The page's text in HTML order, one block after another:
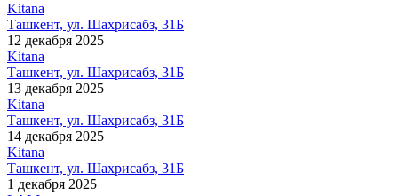
Kitana
Ташкент, ул. Шахрисабз, 31Б
12 декабря 2025
Kitana
Ташкент, ул. Шахрисабз, 31Б
13 декабря 2025
Kitana
Ташкент, ул. Шахрисабз, 31Б
14 декабря 2025
Kitana
Ташкент, ул. Шахрисабз, 31Б
1 декабря 2025